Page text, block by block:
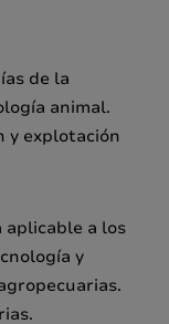
de la
animal.
y explotación
aplicable a los
y